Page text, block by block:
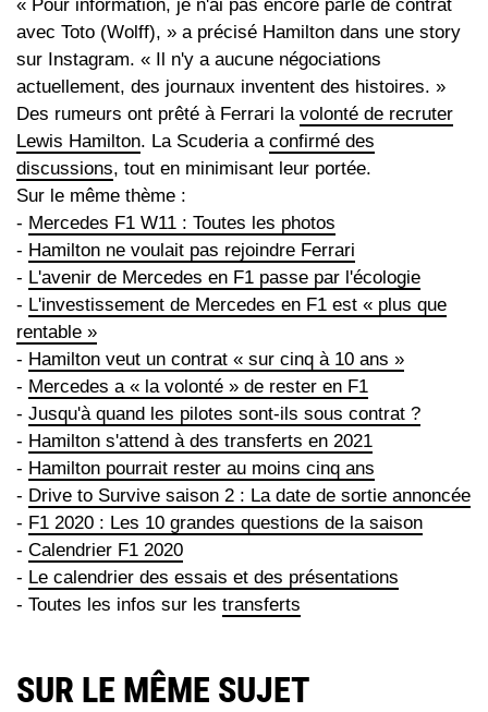
« Pour information, je n'ai pas encore parlé de contrat
avec Toto (Wolff), » a précisé Hamilton dans une story
sur Instagram. « Il n'y a aucune négociations
actuellement, des journaux inventent des histoires. »
Des rumeurs ont prêté à Ferrari la volonté de recruter
Lewis Hamilton. La Scuderia a confirmé des
discussions, tout en minimisant leur portée.
Sur le même thème :
- Mercedes F1 W11 : Toutes les photos
- Hamilton ne voulait pas rejoindre Ferrari
- L'avenir de Mercedes en F1 passe par l'écologie
- L'investissement de Mercedes en F1 est « plus que
rentable »
- Hamilton veut un contrat « sur cinq à 10 ans »
- Mercedes a « la volonté » de rester en F1
- Jusqu'à quand les pilotes sont-ils sous contrat ?
- Hamilton s'attend à des transferts en 2021
- Hamilton pourrait rester au moins cinq ans
- Drive to Survive saison 2 : La date de sortie annoncée
- F1 2020 : Les 10 grandes questions de la saison
- Calendrier F1 2020
- Le calendrier des essais et des présentations
- Toutes les infos sur les transferts
SUR LE MÊME SUJET